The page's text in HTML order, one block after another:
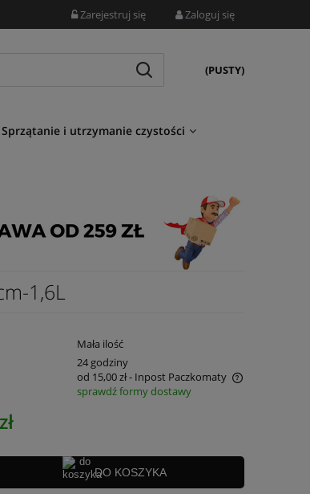
Zarejestruj się Zaloguj się
(PUSTY)
Sprzątanie i utrzymanie czystości
1,6L
Mała ilość
24 godziny
od 15,00 zł- Inpost Paczkomaty
sprawdź formy dostawy
DO KOSZYKA